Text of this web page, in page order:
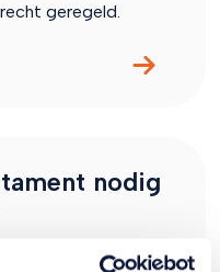
geregeld.
nodig
een wet vastgelegd.